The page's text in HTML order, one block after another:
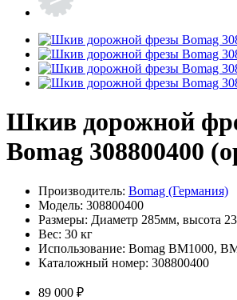
Шкив дорожной
Bomag 308800400
Производитель: Bomag (Германия)
Модель: 308800400
Размеры: Диаметр 285мм, высота
Вес: 30 кг
Использование: Bomag BM1000,
Каталожный номер: 308800400
89 000 ₽